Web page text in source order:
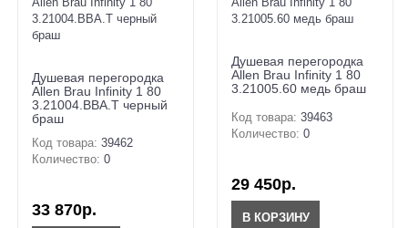
Душевая перегородка
Allen Brau Infinity 1 80
3.21004.BBA.T черный
браш
Код товара: 39462
Количество: 0
33 870р.
Душевая перегородка
Allen Brau Infinity 1 80
3.21005.60 медь браш
Код товара: 39463
Количество: 0
29 450р.
В КОРЗИНУ